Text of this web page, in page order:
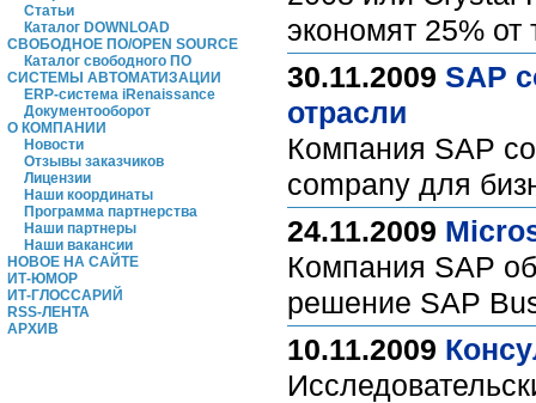
Статьи
Каталог DOWNLOAD
СВОБОДНОЕ ПО/OPEN SOURCE
Каталог свободного ПО
СИСТЕМЫ АВТОМАТИЗАЦИИ
ERP-система iRenaissance
Документооборот
О КОМПАНИИ
Новости
Отзывы заказчиков
Лицензии
Наши координаты
Программа партнерства
Наши партнеры
Наши вакансии
НОВОЕ НА САЙТЕ
ИТ-ЮМОР
ИТ-ГЛОССАРИЙ
RSS-ЛЕНТА
АРХИВ
экономят 25%
30.11.2009 SAP
отрасли
Компания SAP
company для
24.11.2009
Компания SAP
решение SAP
10.11.2009